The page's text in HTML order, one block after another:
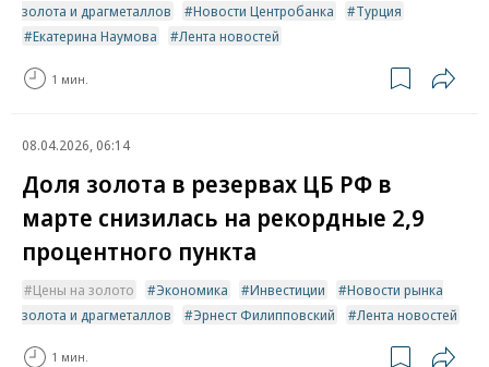
золота и драгметаллов
Новости Центробанка
Турция
Екатерина Наумова
Лента новостей
1 мин.
08.04.2026, 06:14
Доля золота в резервах ЦБ РФ в
марте снизилась на рекордные 2,9
процентного пункта
Цены на золото Экономика Инвестиции
Новости рынка
золота и драгметаллов
Эрнест Филипповский Лента новостей
1 мин.